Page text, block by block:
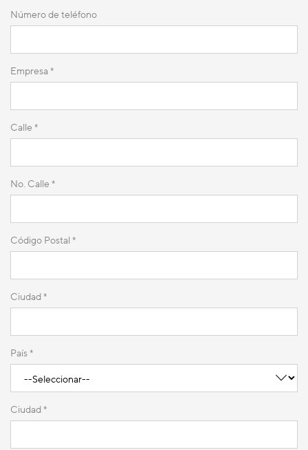
Número de teléfono
Empresa *
Calle *
No. Calle *
Código Postal *
Ciudad *
País *
Ciudad *